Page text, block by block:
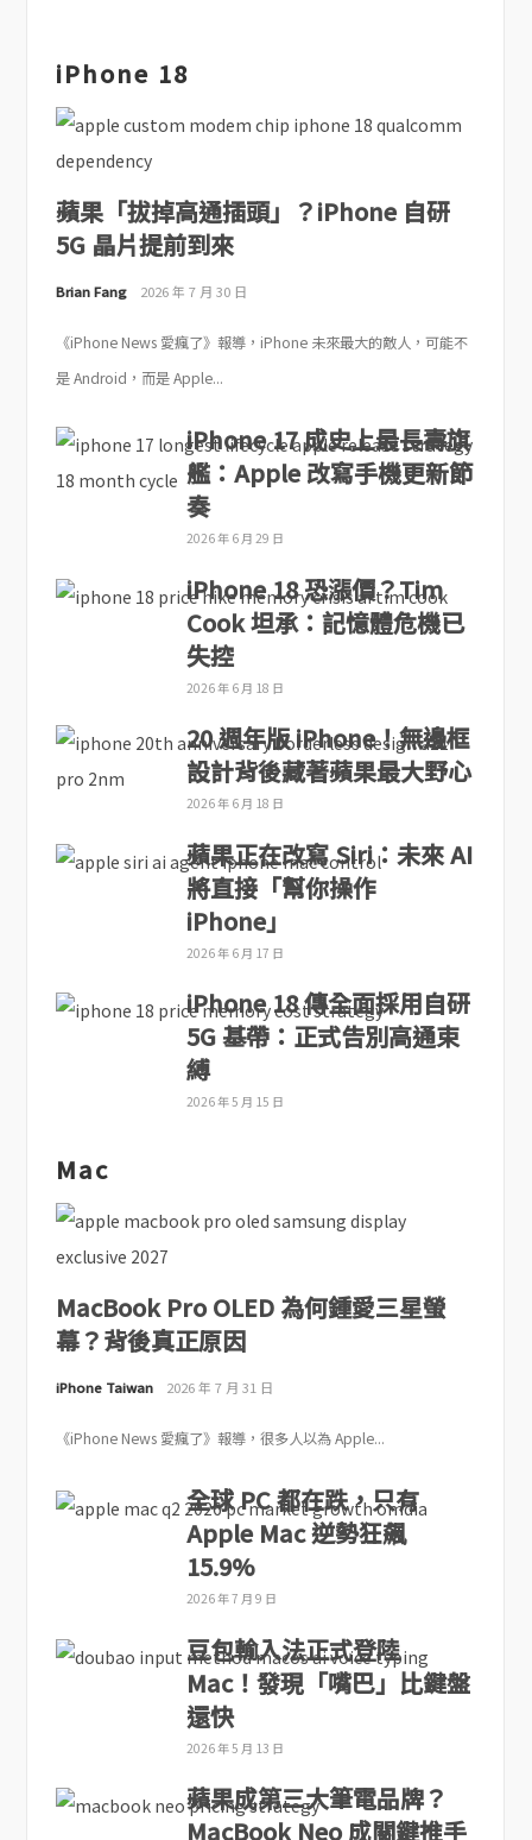
iPhone 18
蘋果「拔掉高通插頭」？iPhone 自研
5G 晶片提前到來
Brian Fang 2026 年 7 月 30 日
《iPhone News 愛瘋了》報導，iPhone 未來最大的敵人，可能不
是 Android，而是 Apple...
iPhone 17 成史上最長壽旗
艦：Apple 改寫手機更新節
奏
2026 年 6 月 29 日
iPhone 18 恐漲價？Tim
Cook 坦承：記憶體危機已
失控
2026 年 6 月 18 日
20 週年版 iPhone！無邊框
設計背後藏著蘋果最大野心
2026 年 6 月 18 日
蘋果正在改寫 Siri：未來 AI
將直接「幫你操作
iPhone」
2026 年 6 月 17 日
iPhone 18 傳全面採用自研
5G 基帶：正式告別高通束
縛
2026 年 5 月 15 日
Mac
MacBook Pro OLED 為何鍾愛三星螢
幕？背後真正原因
iPhone Taiwan 2026 年 7 月 31 日
《iPhone News 愛瘋了》報導，很多人以為 Apple...
全球 PC 都在跌，只有
Apple Mac 逆勢狂飆
15.9%
2026 年 7 月 9 日
豆包輸入法正式登陸
Mac！發現「嘴巴」比鍵盤
還快
2026 年 5 月 13 日
蘋果成第三大筆電品牌？
MacBook Neo 成關鍵推手